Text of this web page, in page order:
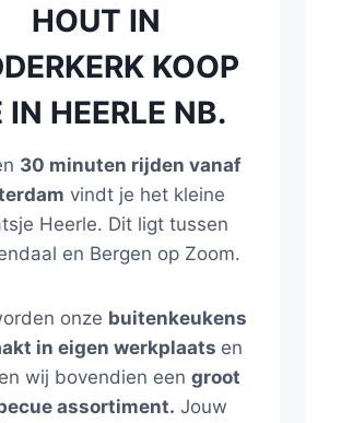
HOUT IN
KOOP
IN HEERLE NB.
30 minuten rijden vanaf
vindt je het kleine
Heerle. Dit ligt tussen
en Bergen op Zoom.
onze buitenkeukens
in eigen werkplaats en
wij bovendien een groot
assortiment. Jouw